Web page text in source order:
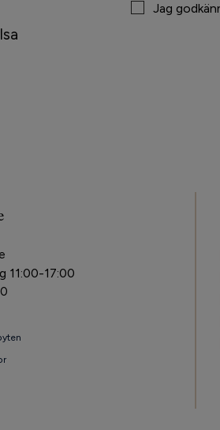
Jag
11:00-17:00